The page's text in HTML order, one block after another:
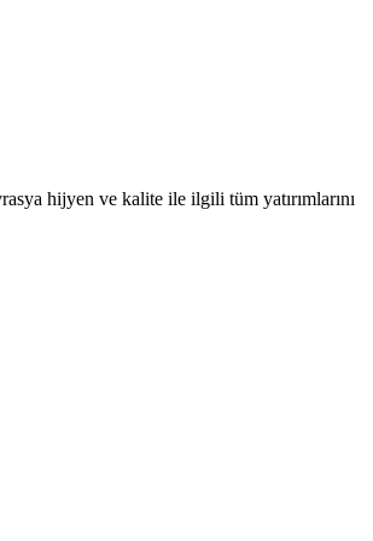
hijyen ve kalite ile ilgili tüm yatırımlarını